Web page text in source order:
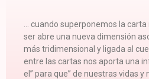
… cuando superponemos la
ser abre una nueva dimensión
más tridimensional y ligada al
entre las cartas nos aporta una
el” para que” de nuestras vidas y